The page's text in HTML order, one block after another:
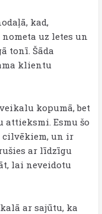
kad,
uz letes un
tonī. Šāda
klientu
kopumā, bet
Esmu šo
un ir
ar līdzīgu
lai neveidotu
ar sajūtu, ka